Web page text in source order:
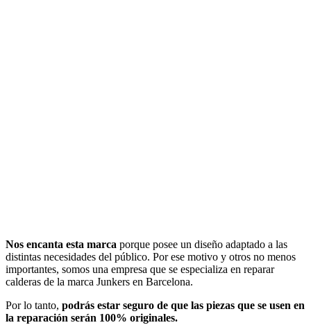
Nos encanta esta marca porque posee un diseño adaptado a las
distintas necesidades del público. Por ese motivo y otros no menos
importantes, somos una empresa que se especializa en reparar
calderas de la marca Junkers en Barcelona.
Por lo tanto, podrás estar seguro de que las piezas que se usen en
la reparación serán 100% originales.